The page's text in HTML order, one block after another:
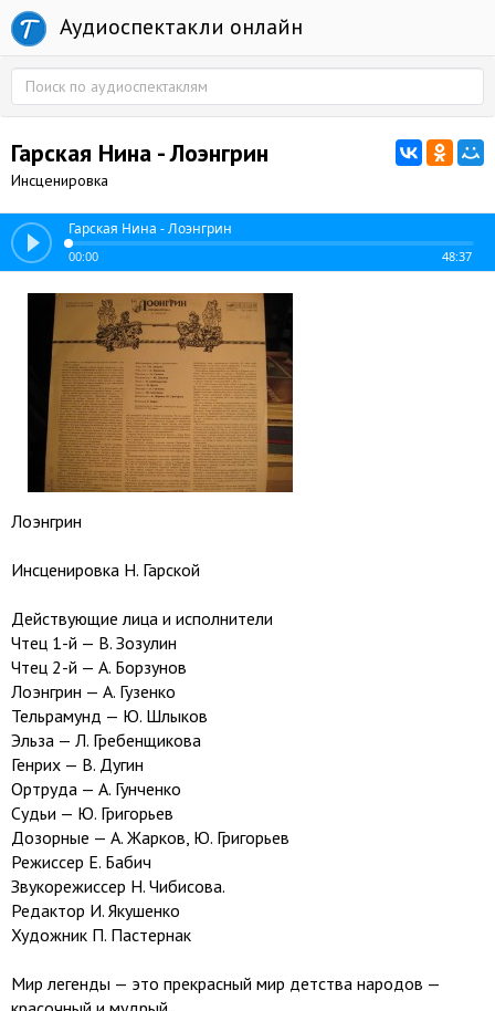
Аудиоспектакли онлайн
Гарская Нина - Лоэнгрин
Инсценировка
Гарская Нина - Лоэнгрин
00:00 48:37
Лоэнгрин
Инсценировка Н. Гарской
Действующие лица и исполнители
Чтец 1-й — В. Зозулин
Чтец 2-й — А. Борзунов
Лоэнгрин — А. Гузенко
Тельрамунд — Ю. Шлыков
Эльза — Л. Гребенщикова
Генрих — В. Дугин
Ортруда — А. Гунченко
Судьи — Ю. Григорьев
Дозорные — А. Жарков, Ю. Григорьев
Режиссер Е. Бабич
Звукорежиссер Н. Чибисова.
Редактор И. Якушенко
Художник П. Пастернак
Мир легенды — это прекрасный мир детства народов —